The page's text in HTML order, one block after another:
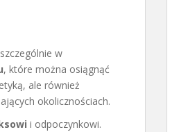
w
, które można osiągnąć
ale również
okolicznościach.
i odpoczynkowi.